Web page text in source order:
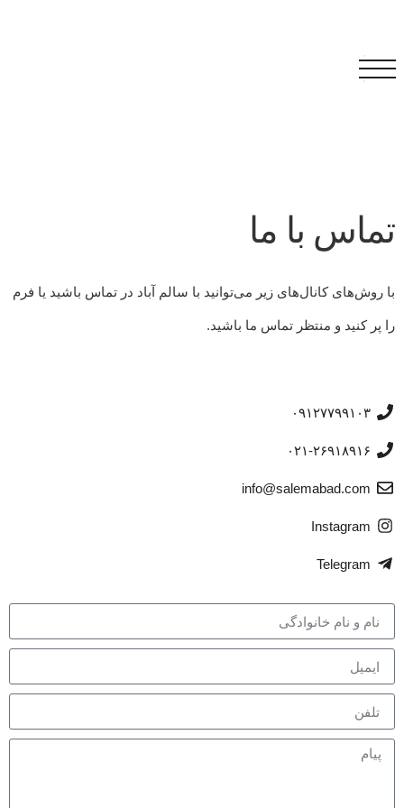
تماس با ما
با روش‌های کانال‌های زیر می‌توانید با سالم آباد در تماس باشید یا فرم
را پر کنید و منتظر تماس ما باشید.
۰۹۱۲۷۷۹۹۱۰۳
۰۲۱-۲۶۹۱۸۹۱۶
info@salemabad.com
Instagram
Telegram